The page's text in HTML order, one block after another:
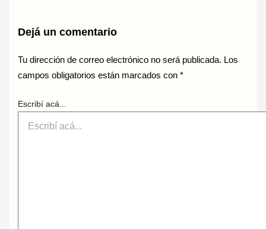
Dejá un comentario
Tu dirección de correo electrónico no será publicada. Los
campos obligatorios están marcados con*
Escribí acá...